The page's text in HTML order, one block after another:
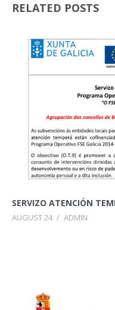
RELATED POSTS
SERVIZO ATENCIÓN
AUGUST 24 / ADMIN